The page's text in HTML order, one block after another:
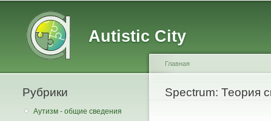
Autistic City
Рубрики
Аутизм - общие сведения
You are here
Главная
Spectrum: Теория